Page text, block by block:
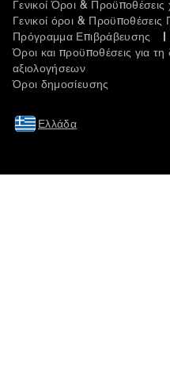
Γενικοί Όροι &
Γενικοί όροι &
Πρόγραμμα Επιβράβευσης
Όροι και προϋποθέσεις για
αξιολογήσεων
Όροι δημοσίευσης
Ελλάδα